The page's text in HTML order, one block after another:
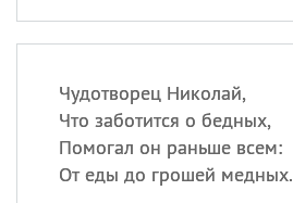
Чудотворец Николай,
Что заботится о бедных,
Помогал он раньше всем:
От еды до грошей медных.